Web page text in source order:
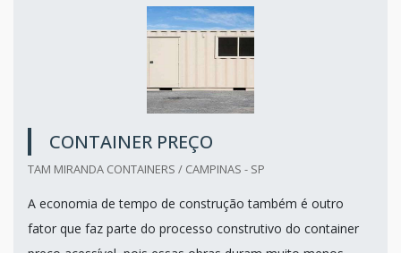
CONTAINER PREÇO
TAM MIRANDA CONTAINERS / CAMPINAS - SP
A economia de tempo de construção também é outro
fator que faz parte do processo construtivo do container